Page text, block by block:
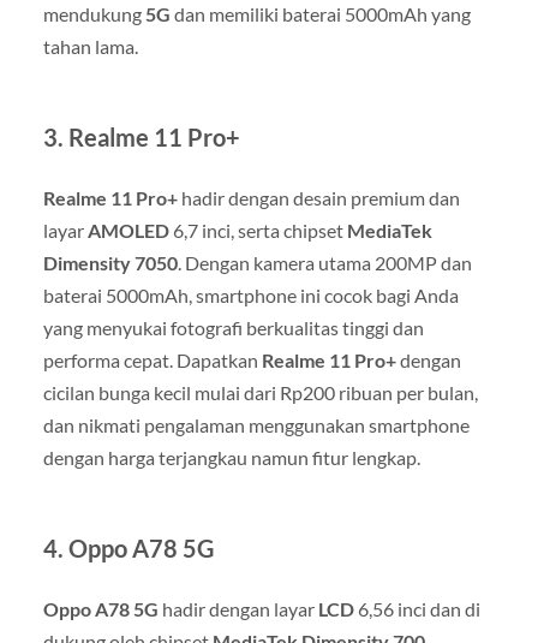
mendukung 5G dan memiliki baterai 5000mAh yang
tahan lama.
3. Realme 11 Pro+
Realme 11 Pro+hadir dengan desain premium dan
layar AMOLED6,7 inci, serta chipset MediaTek
Dimensity 7050. Dengan kamera utama 200MP dan
baterai 5000mAh, smartphone ini cocok bagi Anda
yang menyukai fotografi berkualitas tinggi dan
performa cepat. Dapatkan Realme 11 Pro+dengan
cicilan bunga kecil mulai dari Rp200 ribuan per bulan,
dan nikmati pengalaman menggunakan smartphone
dengan harga terjangkau namun fitur lengkap.
4. Oppo A78 5G
Oppo A78 5G hadir dengan layar LCD6,56 inci dan di